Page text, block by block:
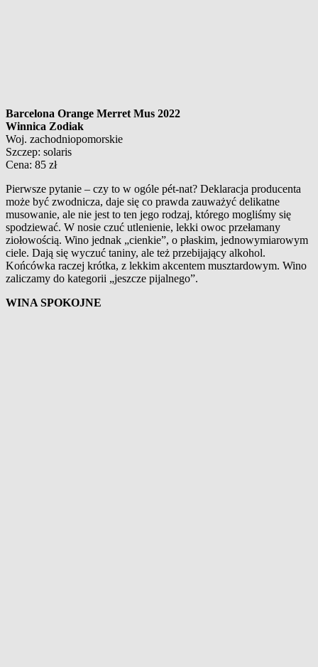
Barcelona Orange Merret Mus 2022
Winnica Zodiak
Woj. zachodniopomorskie
Szczep: solaris
Cena: 85 zł
Pierwsze pytanie – czy to w ogóle pét-nat? Deklaracja producenta
może być zwodnicza, daje się co prawda zauważyć delikatne
musowanie, ale nie jest to ten jego rodzaj, którego mogliśmy się
spodziewać. W nosie czuć utlenienie, lekki owoc przełamany
ziołowością. Wino jednak „cienkie”, o płaskim, jednowymiarowym
ciele. Dają się wyczuć taniny, ale też przebijający alkohol.
Końcówka raczej krótka, z lekkim akcentem musztardowym. Wino
zaliczamy do kategorii „jeszcze pijalnego”.
WINA SPOKOJNE